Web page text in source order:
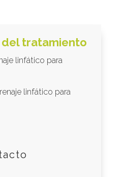
tratamiento
linfático para
linfático para